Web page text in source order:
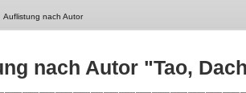
Auflistung nach Autor
nach Autor "Tao,